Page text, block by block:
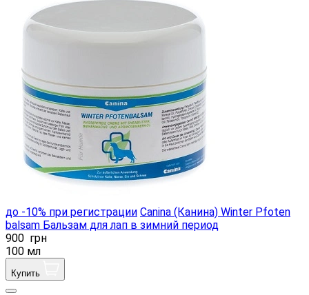
до -10% при регистрации Canina (Канина) Winter Pfoten
balsam Бальзам для лап в зимний период
900 грн
100 мл
Купить